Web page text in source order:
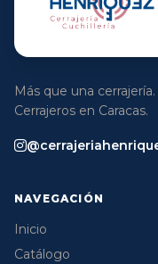
Más que una
Cerrajeros en Caracas.
NAVEGACIÓN
Inicio
Catálogo